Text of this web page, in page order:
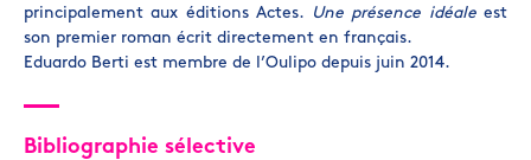
principalement aux éditions Actes. Une présence idéaleest
son premier roman écrit directement en français.
Eduardo Berti est membre de l’Oulipo depuis juin 2014.
Bibliographie sélective